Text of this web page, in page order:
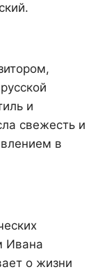
и
свежесть и
в
Ивана
о жизни